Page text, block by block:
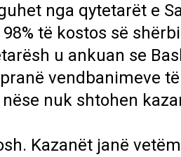
nga qytetarët e
të kostos së
u ankuan se
vendbanimeve
nuk shtohen
Kazanët janë